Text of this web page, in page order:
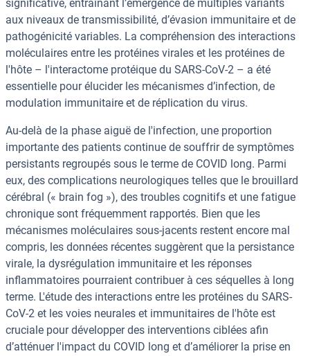
significative, entraînant l’émergence de multiples variants
aux niveaux de transmissibilité, d’évasion immunitaire et de
pathogénicité variables. La compréhension des interactions
moléculaires entre les protéines virales et les protéines de
l'hôte – l'interactome protéique du SARS-CoV-2 – a été
essentielle pour élucider les mécanismes d’infection, de
modulation immunitaire et de réplication du virus.
Au-delà de la phase aiguë de l'infection, une proportion
importante des patients continue de souffrir de symptômes
persistants regroupés sous le terme de COVID long. Parmi
eux, des complications neurologiques telles que le brouillard
cérébral (« brain fog »), des troubles cognitifs et une fatigue
chronique sont fréquemment rapportés. Bien que les
mécanismes moléculaires sous-jacents restent encore mal
compris, les données récentes suggèrent que la persistance
virale, la dysrégulation immunitaire et les réponses
inflammatoires pourraient contribuer à ces séquelles à long
terme. L'étude des interactions entre les protéines du SARS-
CoV-2 et les voies neurales et immunitaires de l'hôte est
cruciale pour développer des interventions ciblées afin
d’atténuer l'impact du COVID long et d’améliorer la prise en